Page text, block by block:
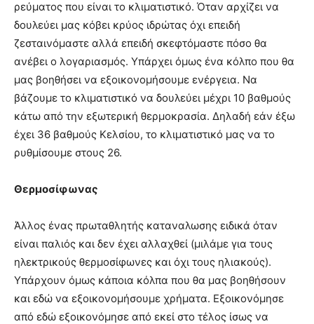
ρεύματος που είναι το κλιματιστικό. Όταν αρχίζει να
δουλεύει μας κόβει κρύος ιδρώτας όχι επειδή
ζεσταινόμαστε αλλά επειδή σκεφτόμαστε πόσο θα
ανέβει ο λογαριασμός. Υπάρχει όμως ένα κόλπο που θα
μας βοηθήσει να εξοικονομήσουμε ενέργεια. Να
βάζουμε το κλιματιστικό να δουλεύει μέχρι 10 βαθμούς
κάτω από την εξωτερική θερμοκρασία. Δηλαδή εάν έξω
έχει 36 βαθμούς Κελσίου, το κλιματιστικό μας να το
ρυθμίσουμε στους 26.
Θερμοσίφωνας
Άλλος ένας πρωταθλητής καταναλωσης ειδικά όταν
είναι παλιός και δεν έχει αλλαχθεί (μιλάμε για τους
ηλεκτρικούς θερμοσίφωνες και όχι τους ηλιακούς).
Υπάρχουν όμως κάποια κόλπα που θα μας βοηθήσουν
και εδώ να εξοικονομήσουμε χρήματα. Εξοικονόμησε
από εδώ εξοικονόμησε από εκεί στο τέλος ίσως να